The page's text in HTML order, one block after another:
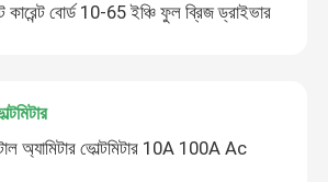
করুন
বোর্ড 10-65 ইঞ্চি ফুল ব্রিজ ড্রাইভার
অ্যামিটার ভোল্টমিটার 10A 100A Ac